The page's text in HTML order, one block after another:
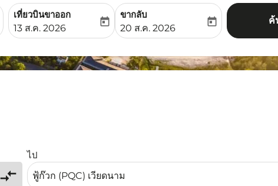
เที่ยวบินขาออก
fc-booking-departure-date-aria-label
13 ส.ค. 2026
today
ขากลับ
fc-booking-return-date-aria-label
20 ส.ค. 2026
today ค้
compare_arrows
ไป
นหาข้อเสนอ